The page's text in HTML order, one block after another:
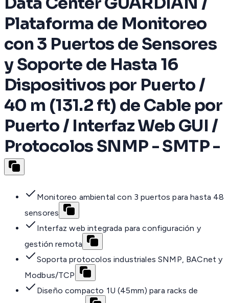
Plataforma de Monitoreo
con 3 Puertos de Sensores
y Soporte de Hasta 16
Dispositivos por Puerto /
40 m (131.2 ft) de Cable por
Puerto / Interfaz Web GUI /
Protocolos SNMP - SMTP -
Monitoreo ambiental con 3 puertos para hasta 48
sensores
Interfaz web integrada para configuración y
gestión remota
Soporta protocolos industriales SNMP, BACnet y
Modbus/TCP
Diseño compacto 1U (45mm) para racks de